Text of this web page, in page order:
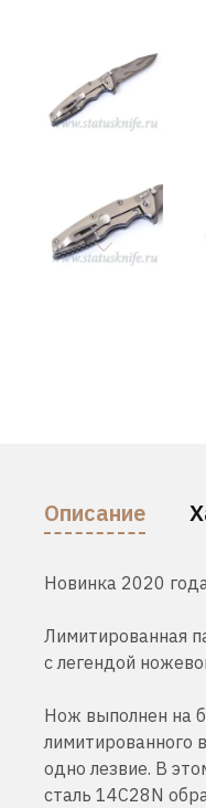
Описание
Новинка 2020
Лимитированная
с легендой
Нож выполнен на
лимитированного
одно лезвие. В
сталь 14C28N